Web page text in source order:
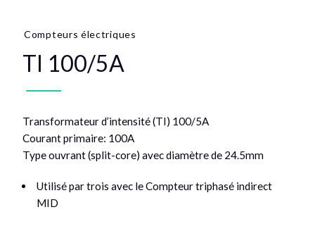
Compteurs électriques
TI 100/5A
Transformateur d’intensité (TI) 100/5A
Courant primaire: 100A
Type ouvrant (split-core) avec diamètre de 24.5mm
Utilisé par trois avec le Compteur triphasé indirect
MID